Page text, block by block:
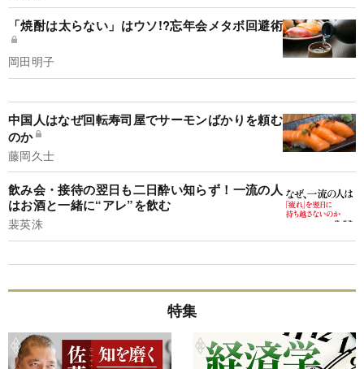
「焼酎は太らない」はウソ!?忘年会メタボ回避術
岡田明子
中国人はなぜ回転寿司屋でサーモンばかりを頼む
のか
藤岡久士
飲み会・接待の翌日も二日酔い知らず！一流の人
はお酒と一緒に“アレ”を飲む
裴英洙
特集